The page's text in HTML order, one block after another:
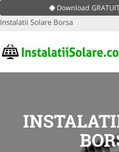
Download
Instalatii Solare Borsa